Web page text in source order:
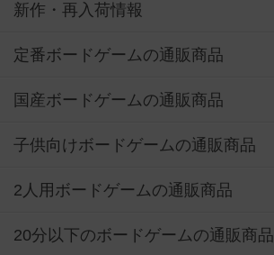
新作・再入荷情報
定番ボードゲームの通販商品
国産ボードゲームの通販商品
子供向けボードゲームの通販商品
2人用ボードゲームの通販商品
20分以下のボードゲームの通販商品